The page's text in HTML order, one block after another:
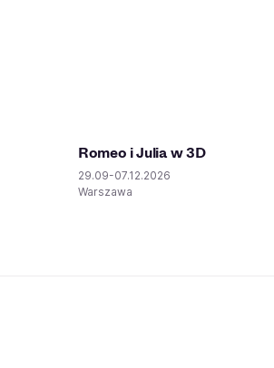
Romeo i Julia w 3D
29.09-07.12.2026
Warszawa